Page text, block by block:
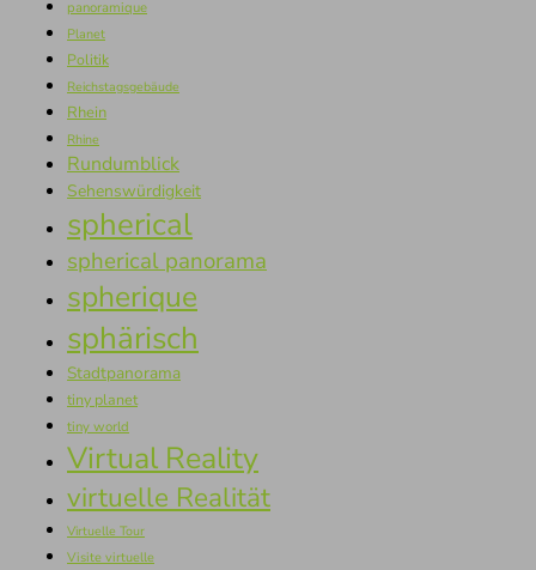
panoramique
Planet
Politik
Reichstagsgebäude
Rhein
Rhine
Rundumblick
Sehenswürdigkeit
spherical
spherical panorama
spherique
sphärisch
Stadtpanorama
tiny planet
tiny world
Virtual Reality
virtuelle Realität
Virtuelle Tour
Visite virtuelle